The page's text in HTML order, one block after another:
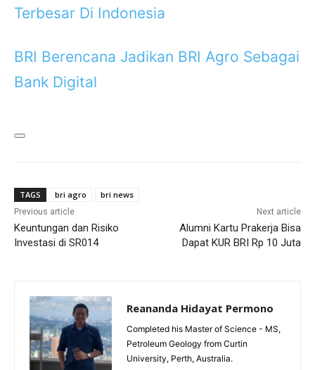
Terbesar Di Indonesia
BRI Berencana Jadikan BRI Agro Sebagai
Bank Digital
TAGS bri agro bri news
Previous article
Keuntungan dan Risiko
Investasi di SR014
Next article
Alumni Kartu Prakerja Bisa
Dapat KUR BRI Rp 10 Juta
Reananda Hidayat Permono
Completed his Master of Science - MS,
Petroleum Geology from Curtin
University, Perth, Australia.